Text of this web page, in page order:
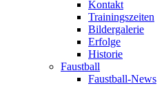
Kontakt
Trainingszeiten
Bildergalerie
Erfolge
Historie
Faustball
Faustball-News